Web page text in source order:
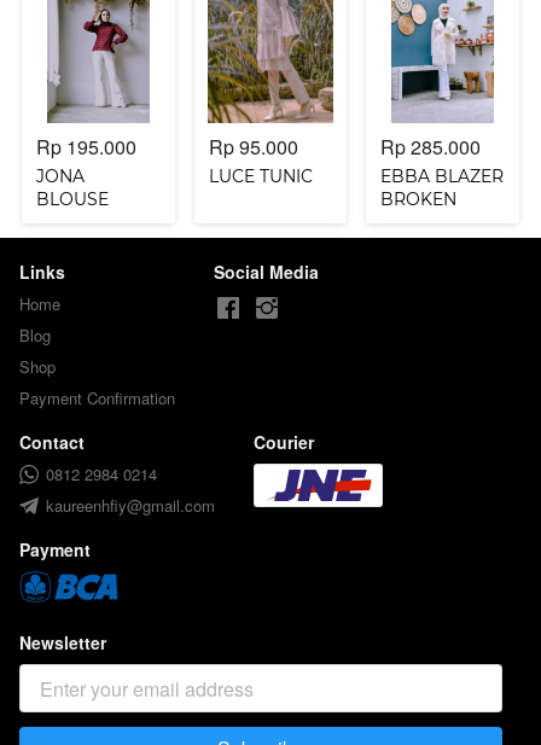
Rp 195.000
JONA
BLOUSE
Rp 95.000
LUCE TUNIC
Rp 285.000
EBBA BLAZER
BROKEN
Links
Home
Blog
Shop
Payment Confirmation
Social Media
Contact
0812 2984 0214
kaureenhfiy@gmail.com
Courier
Payment
Newsletter